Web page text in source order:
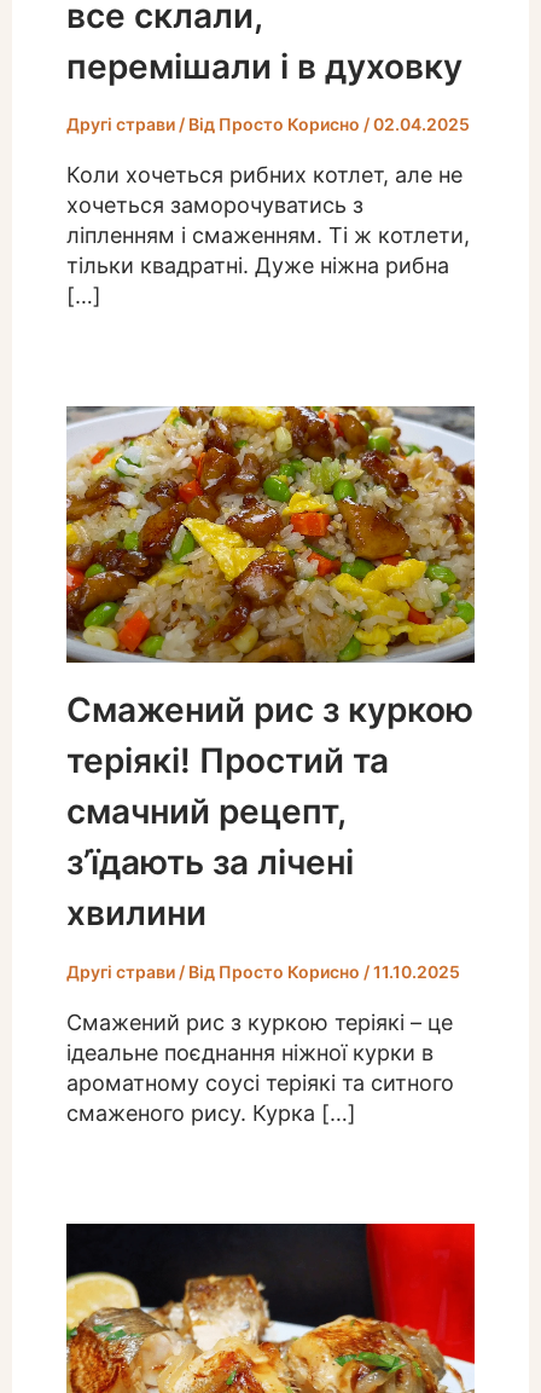
все склали,
перемішали і в духовку
Другі страви/ Від Просто Корисно /02.04.2025
Коли хочеться рибних котлет, але не
хочеться заморочуватись з
ліпленням і смаженням. Ті ж котлети,
тільки квадратні. Дуже ніжна рибна
[…]
Смажений рис з куркою
теріякі! Простий та
смачний рецепт,
з’їдають за лічені
хвилини
Другі страви/ Від Просто Корисно /11.10.2025
Смажений рис з куркою теріякі – це
ідеальне поєднання ніжної курки в
ароматному соусі теріякі та ситного
смаженого рису. Курка […]